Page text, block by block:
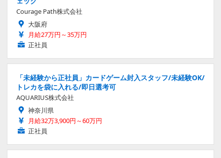
Courage Path株式会社
大阪府
月給27万円～35万円
正社員
「未経験から正社員」カードゲーム封入スタッフ/未経験OK/
トレカを袋に入れる/即日選考可
AQUARIUS株式会社
神奈川県
月給32万3,900円～60万円
正社員